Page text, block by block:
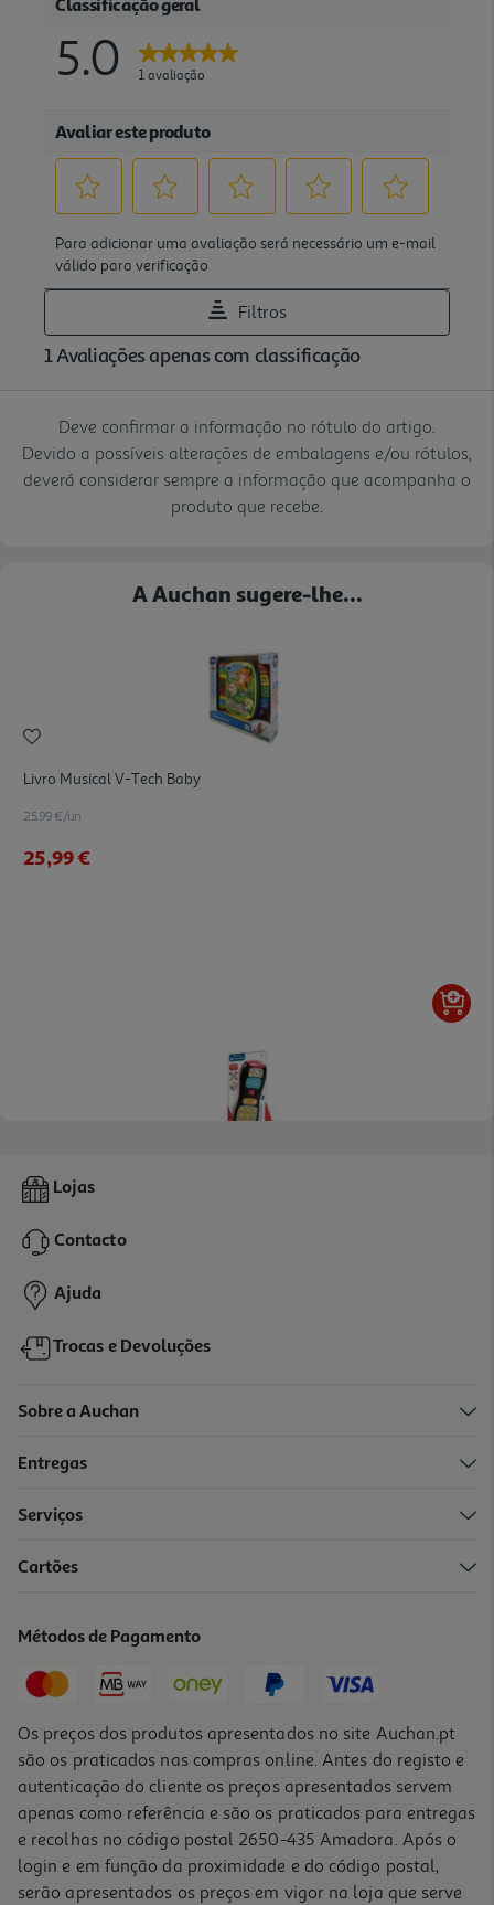
Deve confirmar a informação no rótulo do artigo.
Devido a possíveis alterações de embalagens e/ou rótulos,
deverá considerar sempre a informação que acompanha o
produto que recebe.
A Auchan sugere-lhe...
Livro Musical V-Tech Baby
25.99 €/un
25,99 €
Comando De Tv Baby Clementoni Falante
14,99 €
Lojas
Contacto
Ajuda
Trocas e Devoluções
Sobre a Auchan
Entregas
Serviços
Cartões
Métodos de Pagamento
Os preços dos produtos apresentados no site Auchan.pt
são os praticados nas compras online. Antes do registo e
autenticação do cliente os preços apresentados servem
apenas como referência e são os praticados para entregas
e recolhas no código postal 2650-435 Amadora. Após o
login e em função da proximidade e do código postal,
serão apresentados os preços em vigor na loja que serve